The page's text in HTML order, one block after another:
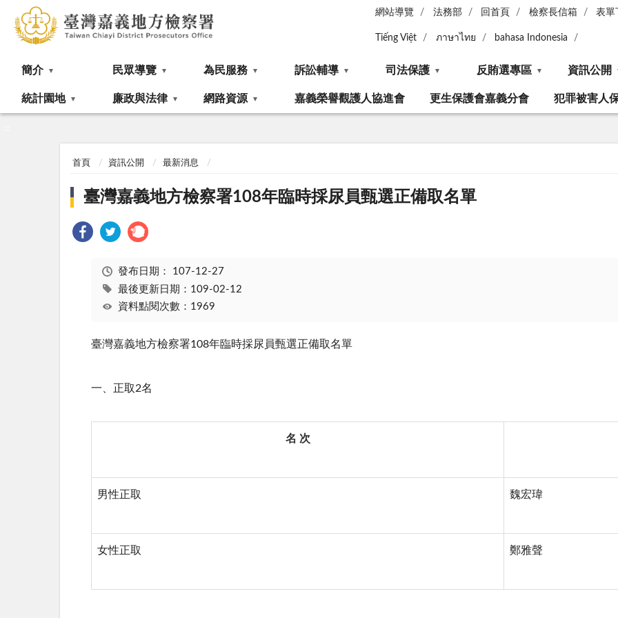
網站導覽 法務部 回首頁 檢察長信箱 表單
Tiếng Việt ภาษาไทย bahasa Indonesia
簡介 民眾導覽 為民服務 訴訟輔導 司法保護 反賄選專區 資訊公開
統計園地 廉政與法律 網路資源 嘉義榮譽觀護人協進會 更生保護會嘉義分會 犯罪被害人
首頁 資訊公開 最新消息
臺灣嘉義地方檢察署108年臨時採尿員甄選正備取名單
發布日期： 107-12-27
最後更新日期：109-02-12
資料點閱次數：1969
臺灣嘉義地方檢察署108年臨時採尿員甄選正備取名單
一、正取2名
名 次
男性正取 魏宏瑋
女性正取 鄭雅聲